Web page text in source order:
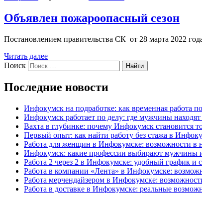
Объявлен пожароопасный сезон
Постановлением правительства СК от 28 марта 2022
Читать далее
Поиск
Найти
Последние новости
Инфокумск на подработке: как временная работа
Инфокумск работает по делу: где мужчины
Вахта в глубинке: почему Инфокумск становится
Первый опыт: как найти работу без стажа в
Работа для женщин в Инфокумске: возможности в
Инфокумск: какие профессии выбирают мужчины и
Работа 2 через 2 в Инфокумске: удобный график и
Работа в компании «Лента» в Инфокумске:
Работа мерчендайзером в Инфокумске:
Работа в доставке в Инфокумске: реальные